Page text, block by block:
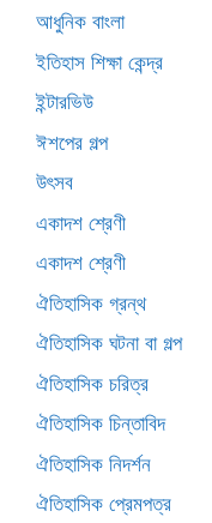
আধুনিক বাংলা
ইতিহাস শিক্ষা কেন্দ্র
ইন্টারভিউ
ঈশপের গল্প
উৎসব
একাদশ শ্রেণী
একাদশ শ্রেণী
ঐতিহাসিক গ্রন্থ
ঐতিহাসিক ঘটনা বা গল্প
ঐতিহাসিক চরিত্র
ঐতিহাসিক চিন্তাবিদ
ঐতিহাসিক নিদর্শন
ঐতিহাসিক প্রেমপত্র